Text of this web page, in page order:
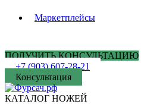
Маркетплейсы
ПОЛУЧИТЬ КОНСУЛЬТАЦИЮ
+7 (903) 607-28-21
Консультация
КАТАЛОГ НОЖЕЙ